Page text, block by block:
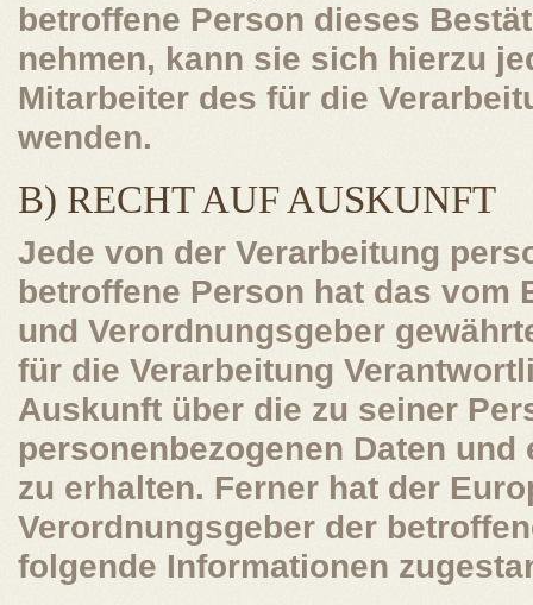
betroffene Person dieses
nehmen, kann sie sich hierzu
Mitarbeiter des für die
wenden.
B) RECHT AUF AUSKUNFT
Jede von der Verarbeitung
betroffene Person hat das vom
und Verordnungsgeber
für die Verarbeitung
Auskunft über die zu seiner
personenbezogenen Daten
zu erhalten. Ferner hat der
Verordnungsgeber der
folgende Informationen